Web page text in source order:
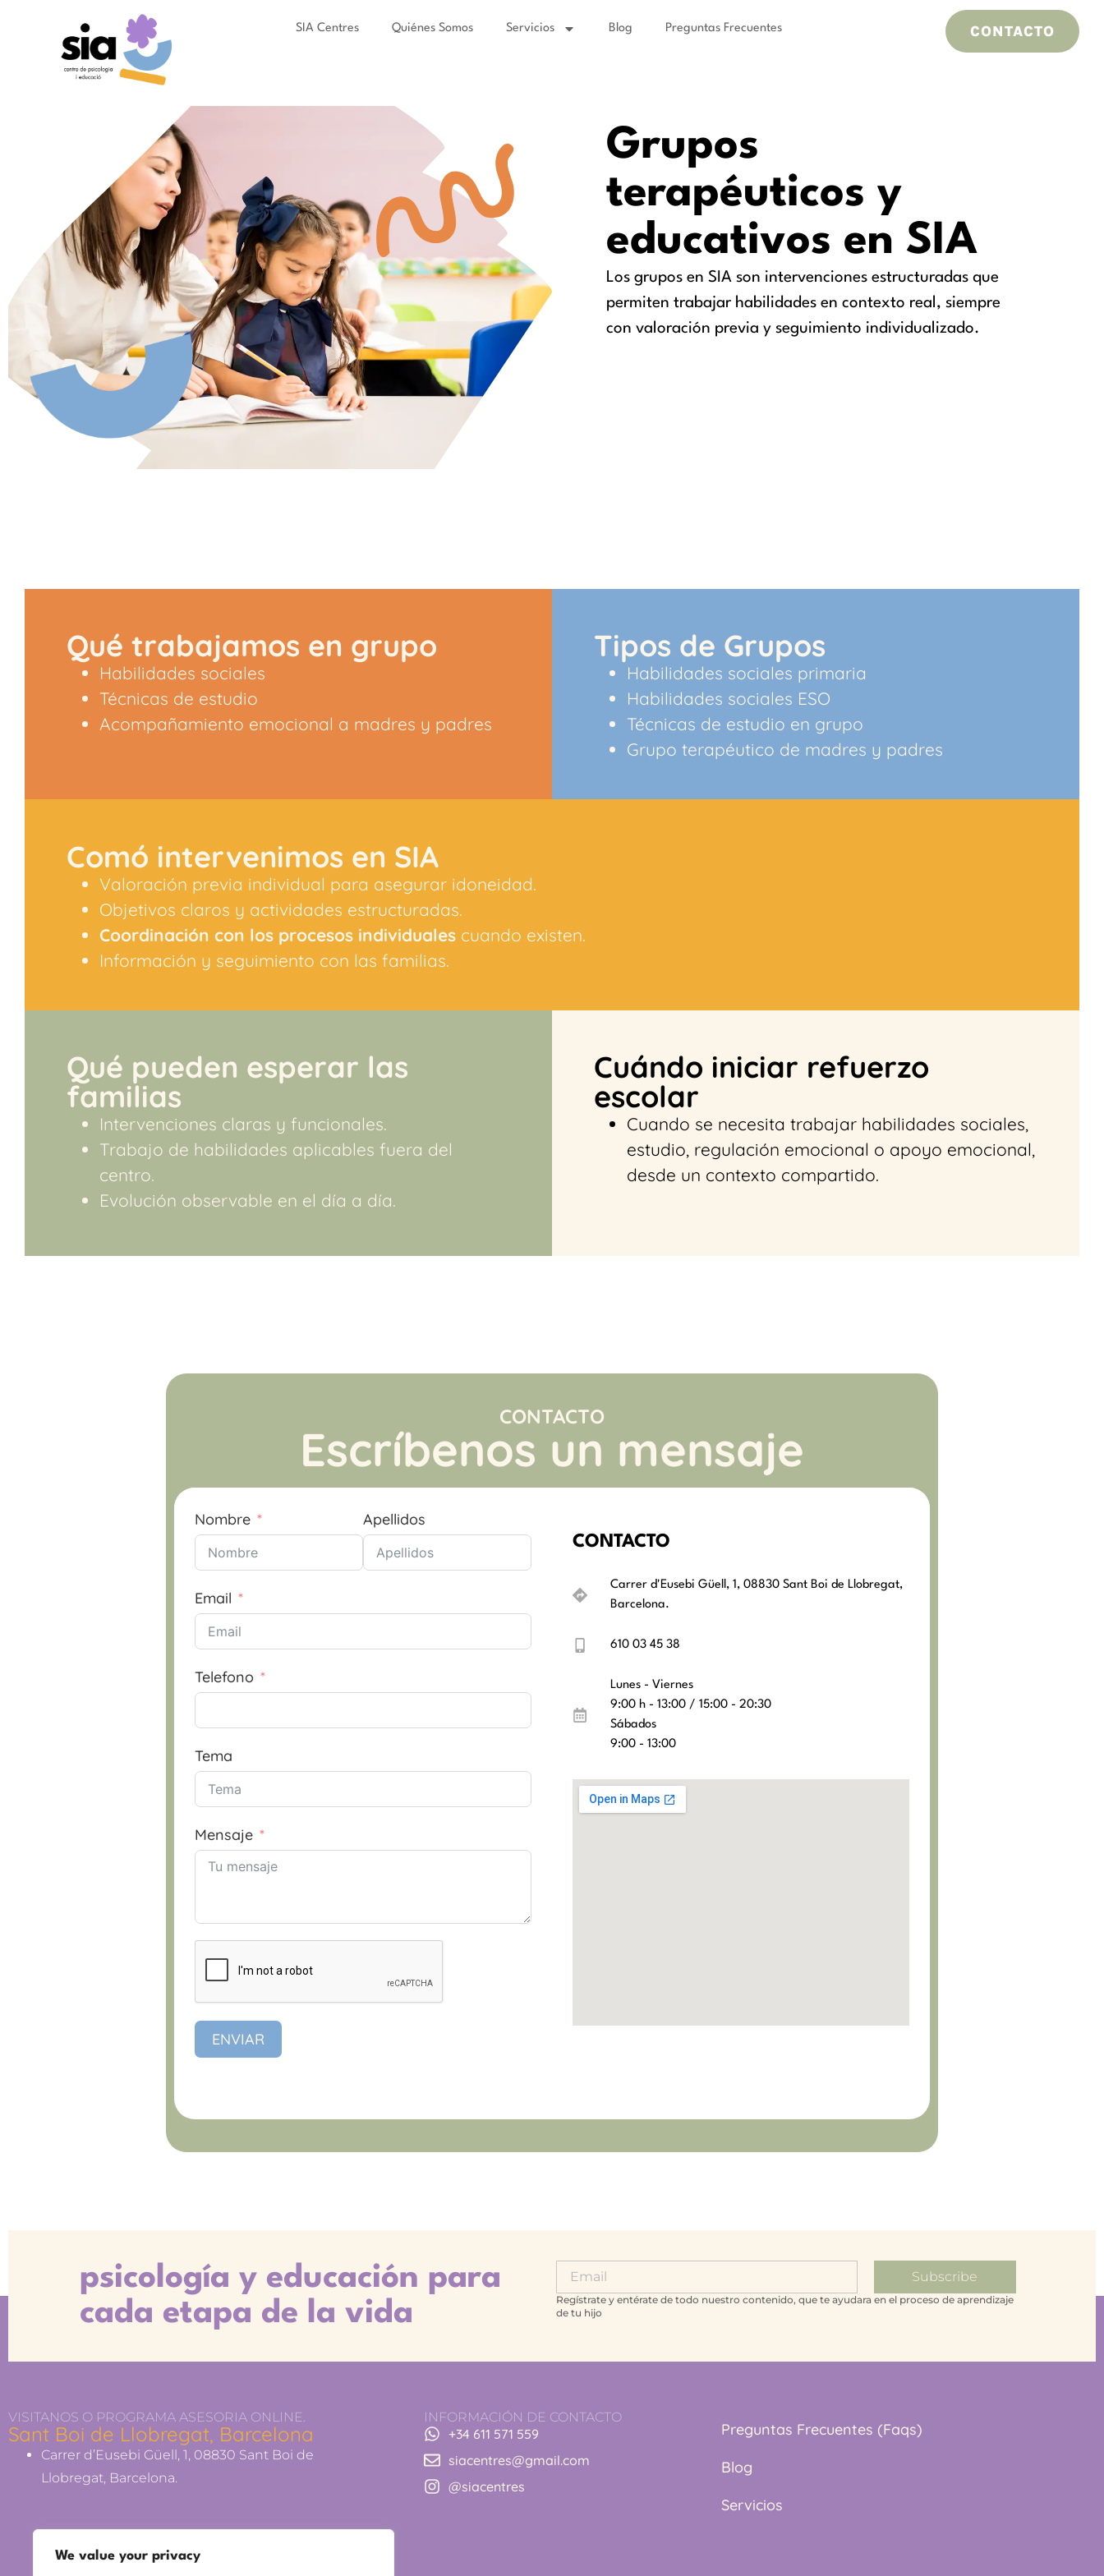
We value your privacy
SIA Centres Quiénes Somos Servicios Blog Preguntas Frecuentes CONTACTO
Grupos
terapéuticos y
educativos en SIA
Los grupos en SIA son intervenciones estructuradas que
permiten trabajar habilidades en contexto real, siempre
con valoración previa y seguimiento individualizado.
Qué trabajamos en grupo
Habilidades sociales
Técnicas de estudio
Acompañamiento emocional a madres y padres
Tipos de Grupos
Habilidades sociales primaria
Habilidades sociales ESO
Técnicas de estudio en grupo
Grupo terapéutico de madres y padres
Comó intervenimos en SIA
Valoración previa individual para asegurar idoneidad.
Objetivos claros y actividades estructuradas.
Coordinación con los procesos individuales cuando existen.
Información y seguimiento con las familias.
Qué pueden esperar las
familias
Intervenciones claras y funcionales.
Trabajo de habilidades aplicables fuera del
centro.
Evolución observable en el día a día.
Cuándo iniciar refuerzo
escolar
Cuando se necesita trabajar habilidades sociales,
estudio, regulación emocional o apoyo emocional,
desde un contexto compartido.
CONTACTO
Escríbenos un mensaje​
Nombre Apellidos
Email
Telefono
Tema
Mensaje
ENVIAR
CONTACTO
Carrer d'Eusebi Güell, 1, 08830 Sant Boi de Llobregat,
Barcelona.
610 03 45 38
Lunes - Viernes
9:00 h - 13:00 / 15:00 - 20:30
Sábados
9:00 - 13:00
psicología y educación para
cada etapa de la vida
Subscribe
Regístrate y entérate de todo nuestro contenido, que te ayudara en el proceso de aprendizaje
de tu hijo
VISITANOS O PROGRAMA ASESORIA ONLINE.
Sant Boi de Llobregat, Barcelona
Carrer d’Eusebi Güell, 1, 08830 Sant Boi de
Llobregat, Barcelona.
INFORMACIÓN DE CONTACTO
+34 611 571 559
siacentres@gmail.com
@siacentres
Preguntas Frecuentes (Faqs)
Blog
Servicios